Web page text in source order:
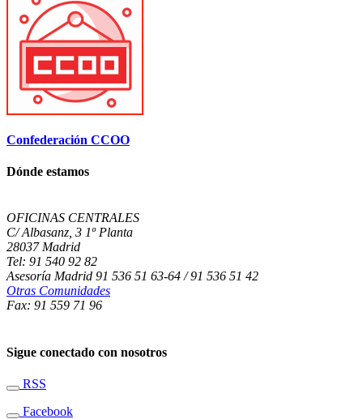
Confederación CCOO
Dónde estamos
OFICINAS CENTRALES
C/ Albasanz, 3 1º Planta
28037 Madrid
Tel: 91 540 92 82
Asesoría Madrid 91 536 51 63-64 / 91 536 51 42
Otras Comunidades
Fax: 91 559 71 96
Sigue conectado con nosotros
RSS
Facebook